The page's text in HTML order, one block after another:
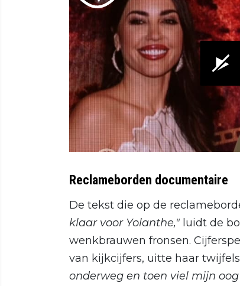
Reclameborden documentaire
De tekst die op de
klaar voor Yolanthe," luidt de
wenkbrauwen fronsen.
van kijkcijfers, uitte haar
onderweg en toen viel mijn